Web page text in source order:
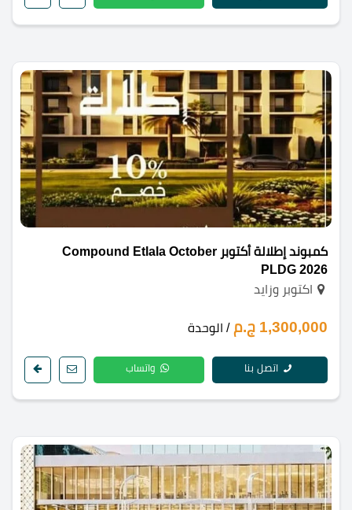
كمبوند إطلالة أكتوبر Compound Etlala October
PLDG 2026
اكتوبر وزايد
1,300,000 ج.م / الوحدة
اتصل بنا واتساب